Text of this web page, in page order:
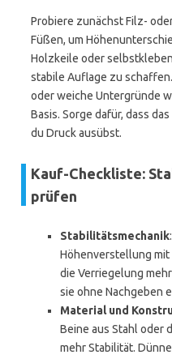
Probiere zunächst Filz-
Füßen, um
Holzkeile oder
stabile Auflage zu
oder weiche Untergründe
Basis. Sorge dafür, dass
du Druck ausübst.
Kauf-Checkliste:
prüfen
Stabilitätsmechanik
Höhenverstellung
die Verriegelung
sie ohne Nachgeben
Material und
Beine aus Stahl oder
mehr Stabilität.